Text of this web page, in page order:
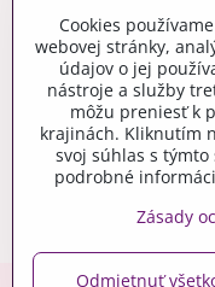
Gravírovanie
Videonávody
Kreatívna poradňa
Cookies
webovej stránky,
údajov o jej
nástroje a služby
môžu preniesť k
krajinách. Kliknutím
svoj súhlas s
podrobné
Zásady
Odmietnuť